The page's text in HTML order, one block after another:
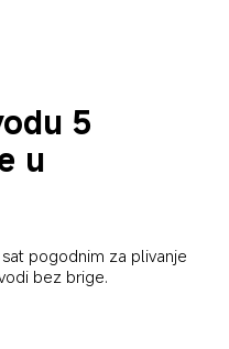
5
u
pogodnim za plivanje
bez brige.